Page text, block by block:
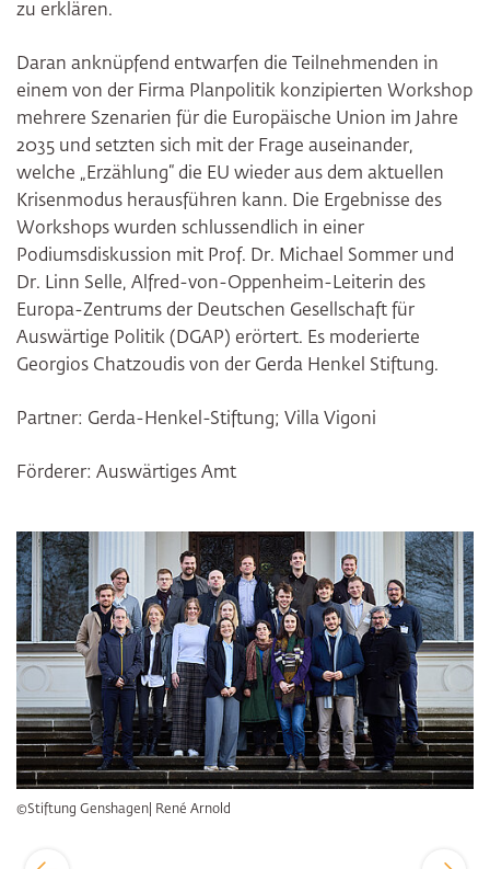
zu erklären.
Daran anknüpfend entwarfen die Teilnehmenden in
einem von der Firma Planpolitik konzipierten Workshop
mehrere Szenarien für die Europäische Union im Jahre
2035 und setzten sich mit der Frage auseinander,
welche „Erzählung“ die EU wieder aus dem aktuellen
Krisenmodus herausführen kann. Die Ergebnisse des
Workshops wurden schlussendlich in einer
Podiumsdiskussion mit Prof. Dr. Michael Sommer und
Dr. Linn Selle, Alfred-von-Oppenheim-Leiterin des
Europa-Zentrums der Deutschen Gesellschaft für
Auswärtige Politik (DGAP) erörtert. Es moderierte
Georgios Chatzoudis von der Gerda Henkel Stiftung.
Partner: Gerda-Henkel-Stiftung; Villa Vigoni
Förderer: Auswärtiges Amt
Bildergalerie überspringen
©Stiftung Genshagen| René Arnold